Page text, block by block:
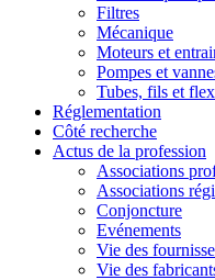
Filtres
Mécanique
Moteurs et
Pompes et
Tubes, fils et
Réglementation
Côté recherche
Actus de la profession
Associations
Associations
Conjoncture
Evénements
Vie des
Vie des